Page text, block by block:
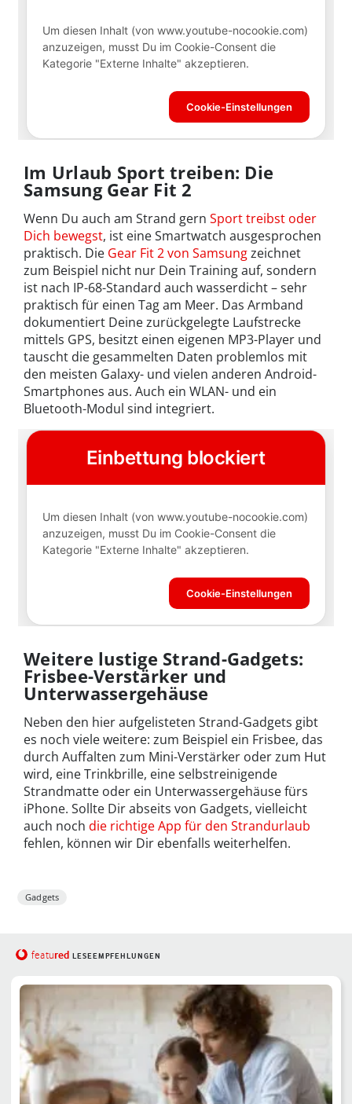
Im Urlaub Sport treiben: Die
Samsung Gear Fit 2
Wenn Du auch am Strand gern Sport treibst oder
Dich bewegst, ist eine Smartwatch ausgesprochen
praktisch. Die Gear Fit 2 von Samsungzeichnet
zum Beispiel nicht nur Dein Training auf, sondern
ist nach IP-68-Standard auch wasserdicht – sehr
praktisch für einen Tag am Meer. Das Armband
dokumentiert Deine zurückgelegte Laufstrecke
mittels GPS, besitzt einen eigenen MP3-Player und
tauscht die gesammelten Daten problemlos mit
den meisten Galaxy- und vielen anderen Android-
Smartphones aus. Auch ein WLAN- und ein
Bluetooth-Modul sind integriert.
Weitere lustige Strand-Gadgets:
Frisbee-Verstärker und
Unterwassergehäuse
Neben den hier aufgelisteten Strand-Gadgets gibt
es noch viele weitere: zum Beispiel ein Frisbee, das
durch Auffalten zum Mini-Verstärker oder zum Hut
wird, eine Trinkbrille, eine selbstreinigende
Strandmatte oder ein Unterwassergehäuse fürs
iPhone. Sollte Dir abseits von Gadgets, vielleicht
auch noch die richtige App für den Strandurlaub
fehlen, können wir Dir ebenfalls weiterhelfen.
Gadgets
featured LESEEMPFEHLUNGEN